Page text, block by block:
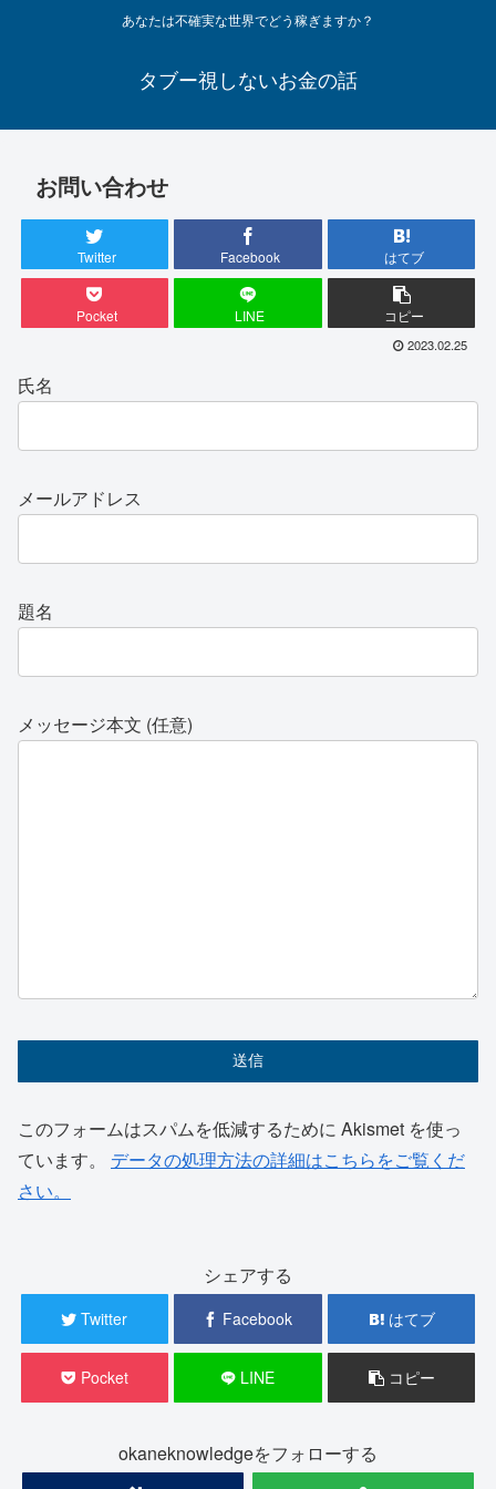
あなたは不確実な世界でどう稼ぎますか？
タブー視しないお金の話
お問い合わせ
Twitter Facebook はてブ
Pocket LINE コピー
2023.02.25
氏名
メールアドレス
題名
メッセージ本文 (任意)
このフォームはスパムを低減するために Akismet を使っ
ています。 データの処理方法の詳細はこちらをご覧くだ
さい。
シェアする
Twitter Facebook はてブ
Pocket LINE コピー
okaneknowledgeをフォローする